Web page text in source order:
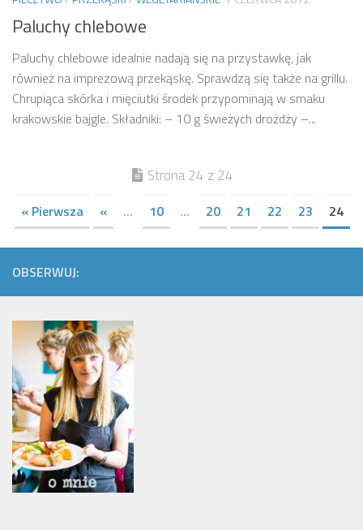
Paluchy chlebowe
Paluchy chlebowe idealnie nadają się na przystawkę, jak
również na imprezową przekąskę. Sprawdzą się także na grillu.
Chrupiąca skórka i mięciutki środek przypominają w smaku
krakowskie bajgle. Składniki: – 10 g świeżych drożdży –...
Strona 24 z 24
« Pierwsza « ... 10 ... 20 21 22 23 24
OBSERWUJ: